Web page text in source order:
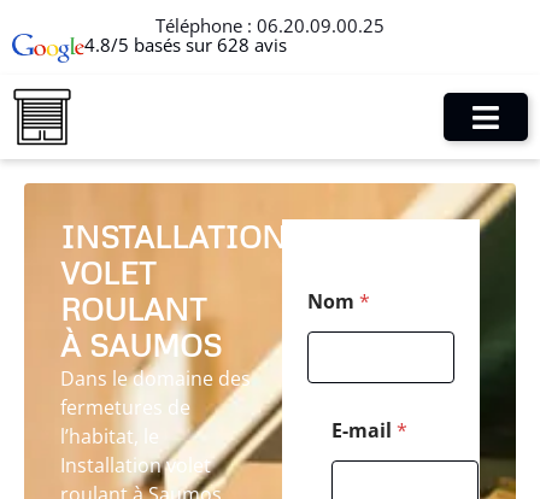
Téléphone : 06.20.09.00.25
4.8/5 basés sur 628 avis
INSTALLATION
VOLET
ROULANT
À SAUMOS
Dans le domaine des
fermetures de
l’habitat, le
Installation volet
Nom *
E-mail *
o
d